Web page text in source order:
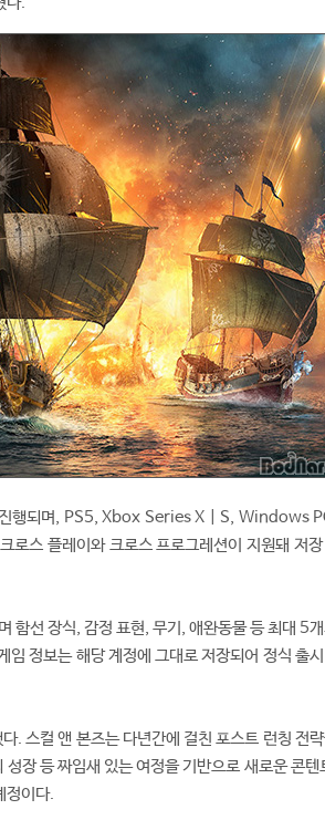
행되며, PS5, Xbox Series X | S, Windows
로스 플레이와 크로스 프로그레션이 지원돼 저
함선 장식, 감정 표현, 무기, 애완동물 등 최대 5
정보는 해당 계정에 그대로 저장되어 정식 출
. 스컬 앤 본즈는 다년간에 걸친 포스트 런칭 전
장 등 짜임새 있는 여정을 기반으로 새로운 콘텐
정이다.